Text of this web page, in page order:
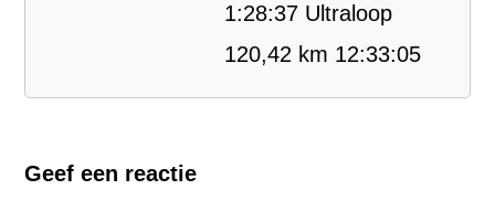
1:28:37 Ultraloop
120,42 km 12:33:05
Geef een reactie